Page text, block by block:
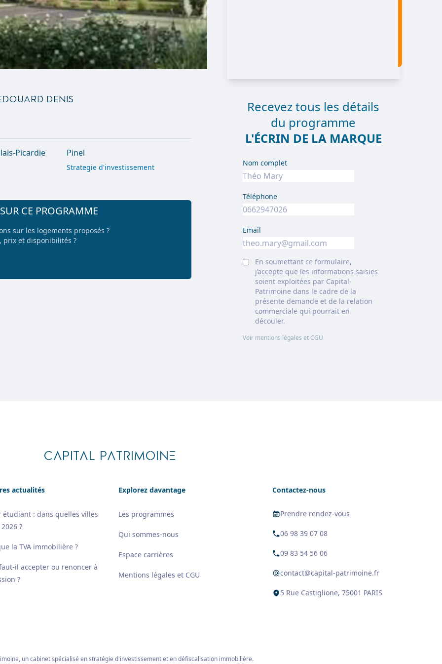
Denis
Picardie Pinel
Strategie d'investissement
CE PROGRAMME
sur les logements proposés ?
prix et disponibilités ?
Recevez tous les détails
du programme
L'ÉCRIN DE LA MARQUE
Nom complet
Téléphone
Email
En soumettant ce formulaire,
j’accepte que les informations saisies
soient exploitées par Capital-
Patrimoine dans le cadre de la
présente demande et de la relation
commerciale qui pourrait en
découler.
Voir mentions légales et CGU
CAPITAL PATRIMOINE
actualités
: dans quelles villes
?
la TVA immobilière ?
il accepter ou renoncer à
?
Explorez davantage
Les programmes
Qui sommes-nous
Espace carrières
Mentions légales et CGU
Contactez-nous
Prendre rendez-vous
06 98 39 07 08
09 83 54 56 06
contact@capital-patrimoine.fr
5 Rue Castiglione, 75001 PARIS
un cabinet spécialisé en stratégie d'investissement et en défiscalisation immobilière.